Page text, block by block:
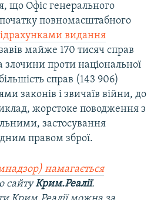
що Офіс генерального
повномасштабного
видання
майже 170 тисяч справ
злочини проти національної
справ (143 906)
законів і звичаїв війни, до
жорстоке поводження з
застосування
правом зброї.
намагається
сайтуКрим.Реалії.